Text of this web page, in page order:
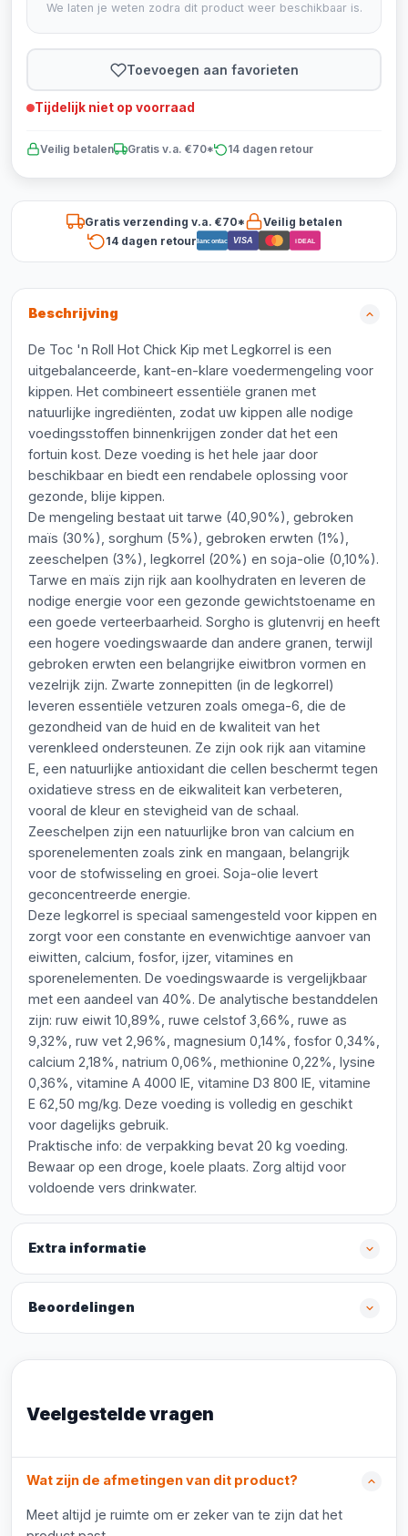
We laten je weten zodra dit product weer beschikbaar is.
Toevoegen aan favorieten
Tijdelijk niet op voorraad
Veilig betalen Gratis v.a. €70* 14 dagen retour
Gratis verzending v.a. €70*
Veilig betalen
14 dagen retourBancontact VISA iDEAL
Beschrijving
De Toc 'n Roll Hot Chick Kip met Legkorrel is een
uitgebalanceerde, kant-en-klare voedermengeling voor
kippen. Het combineert essentiële granen met
natuurlijke ingrediënten, zodat uw kippen alle nodige
voedingsstoffen binnenkrijgen zonder dat het een
fortuin kost. Deze voeding is het hele jaar door
beschikbaar en biedt een rendabele oplossing voor
gezonde, blije kippen.
De mengeling bestaat uit tarwe (40,90%), gebroken
maïs (30%), sorghum (5%), gebroken erwten (1%),
zeeschelpen (3%), legkorrel (20%) en soja-olie (0,10%).
Tarwe en maïs zijn rijk aan koolhydraten en leveren de
nodige energie voor een gezonde gewichtstoename en
een goede verteerbaarheid. Sorgho is glutenvrij en heeft
een hogere voedingswaarde dan andere granen, terwijl
gebroken erwten een belangrijke eiwitbron vormen en
vezelrijk zijn. Zwarte zonnepitten (in de legkorrel)
leveren essentiële vetzuren zoals omega-6, die de
gezondheid van de huid en de kwaliteit van het
verenkleed ondersteunen. Ze zijn ook rijk aan vitamine
E, een natuurlijke antioxidant die cellen beschermt tegen
oxidatieve stress en de eikwaliteit kan verbeteren,
vooral de kleur en stevigheid van de schaal.
Zeeschelpen zijn een natuurlijke bron van calcium en
sporenelementen zoals zink en mangaan, belangrijk
voor de stofwisseling en groei. Soja-olie levert
geconcentreerde energie.
Deze legkorrel is speciaal samengesteld voor kippen en
zorgt voor een constante en evenwichtige aanvoer van
eiwitten, calcium, fosfor, ijzer, vitamines en
sporenelementen. De voedingswaarde is vergelijkbaar
met een aandeel van 40%. De analytische bestanddelen
zijn: ruw eiwit 10,89%, ruwe celstof 3,66%, ruwe as
9,32%, ruw vet 2,96%, magnesium 0,14%, fosfor 0,34%,
calcium 2,18%, natrium 0,06%, methionine 0,22%, lysine
0,36%, vitamine A 4000 IE, vitamine D3 800 IE, vitamine
E 62,50 mg/kg. Deze voeding is volledig en geschikt
voor dagelijks gebruik.
Praktische info: de verpakking bevat 20 kg voeding.
Bewaar op een droge, koele plaats. Zorg altijd voor
voldoende vers drinkwater.
Extra informatie
Beoordelingen
Veelgestelde vragen
Wat zijn de afmetingen van dit product?
Meet altijd je ruimte om er zeker van te zijn dat het